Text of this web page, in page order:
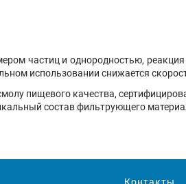
частиц и однородностью,
использовании снижается
пищевого качества,
состав фильтрующего